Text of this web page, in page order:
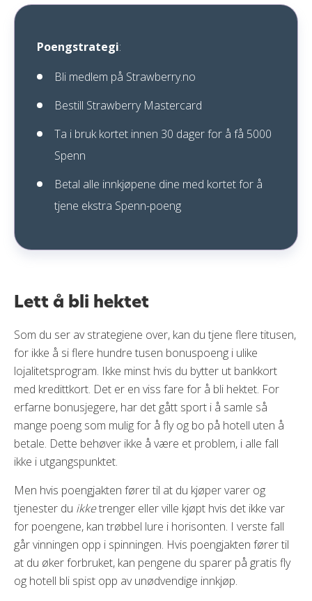
Poengstrategi:
Bli medlem på Strawberry.no
Bestill Strawberry Mastercard
Ta i bruk kortet innen 30 dager for å få 5000
Spenn
Betal alle innkjøpene dine med kortet for å
tjene ekstra Spenn-poeng
Lett å bli hektet
Som du ser av strategiene over, kan du tjene flere titusen,
for ikke å si flere hundre tusen bonuspoeng i ulike
lojalitetsprogram. Ikke minst hvis du bytter ut bankkort
med kredittkort. Det er en viss fare for å bli hektet. For
erfarne bonusjegere, har det gått sport i å samle så
mange poeng som mulig for å fly og bo på hotell uten å
betale. Dette behøver ikke å være et problem, i alle fall
ikke i utgangspunktet.
Men hvis poengjakten fører til at du kjøper varer og
tjenester du ikketrenger eller ville kjøpt hvis det ikke var
for poengene, kan trøbbel lure i horisonten. I verste fall
går vinningen opp i spinningen. Hvis poengjakten fører til
at du øker forbruket, kan pengene du sparer på gratis fly
og hotell bli spist opp av unødvendige innkjøp.